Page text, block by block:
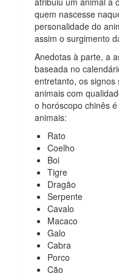
quem nascesse
personalidade do
assim o surgimento
Anedotas à parte, a
baseada no
entretanto, os
animais com
o horóscopo chinês
animais:
Rato
Coelho
Boi
Tigre
Dragão
Serpente
Cavalo
Macaco
Galo
Cabra
Porco
Cão